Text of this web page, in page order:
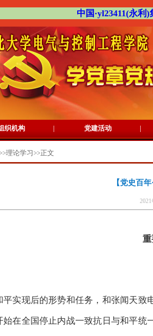
中国·yl23411(永利
织机构 | 党建活动 |
理论学习 >>正文
【党史百
2021
现后的形势和任务，和张闻天致
始在全国停止内战一致抗日与和平